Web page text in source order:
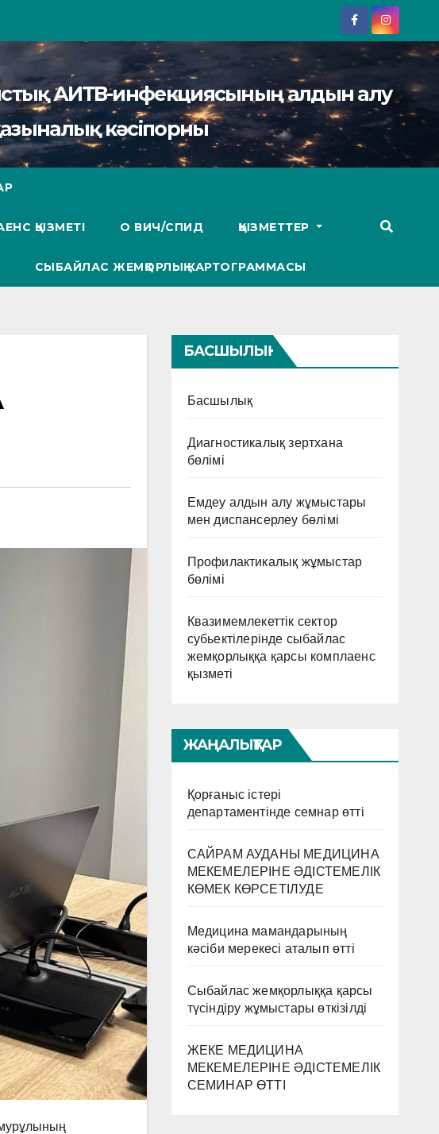
АИТВ-инфекциясының алдын алу
кәсіпорны
ҚЫЗМЕТІ О ВИЧ/СПИД ҚЫЗМЕТТЕР
СЫБАЙЛАС ЖЕМҚОРЛЫҚ КАРТОГРАММАСЫ
БАСШЫЛЫҚ
Басшылық
Диагностикалық зертхана
бөлімі
Емдеу алдын алу жұмыстары
мен диспансерлеу бөлімі
Профилактикалық жұмыстар
бөлімі
Квазимемлекеттік сектор
субьектілерінде сыбайлас
жемқорлыққа қарсы комплаенс
қызметі
ЖАҢАЛЫҚТАР
Қорғаныс істері
департаментінде семнар өтті
САЙРАМ АУДАНЫ МЕДИЦИНА
МЕКЕМЕЛЕРІНЕ ӘДІСТЕМЕЛІК
КӨМЕК КӨРСЕТІЛУДЕ
Медицина мамандарының
кәсіби мерекесі аталып өтті
Сыбайлас жемқорлыққа қарсы
түсіндіру жұмыстары өткізілді
ЖЕКЕ МЕДИЦИНА
МЕКЕМЕЛЕРІНЕ ӘДІСТЕМЕЛІК
СЕМИНАР ӨТТІ